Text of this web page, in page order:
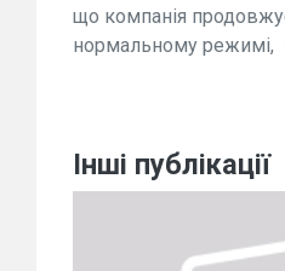
що компанія
нормальному
Інші публікації